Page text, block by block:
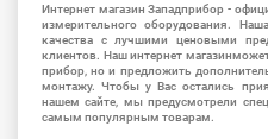
Интернет магазин Западприбор -
измерительного оборудования.
качества с лучшими ценовыми
клиентов. Наш интернет
прибор, но и предложить
монтажу. Чтобы у Вас остались
нашем сайте, мы предусмотрели
самым популярным товарам.